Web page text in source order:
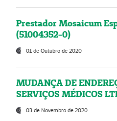
Prestador Mosaicum
(51004352-0)
01 de Outubro de 2020
MUDANÇA DE
SERVIÇOS MÉDICOS
03 de Novembro de 2020